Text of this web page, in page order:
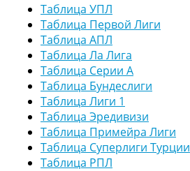
Таблица УПЛ
Таблица Первой Лиги
Таблица АПЛ
Таблица Ла Лига
Таблица Серии А
Таблица Бундеслиги
Таблица Лиги 1
Таблица Эредивизи
Таблица Примейра Лиги
Таблица Суперлиги Турции
Таблица РПЛ